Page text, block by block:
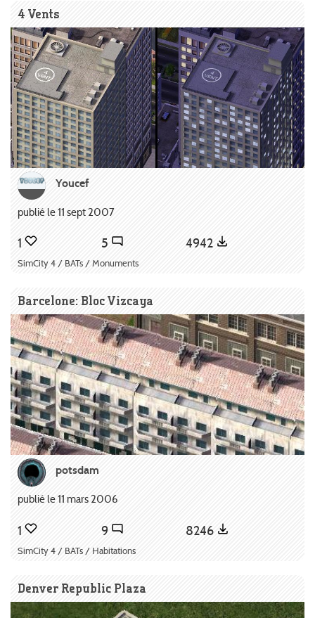
4 Vents
Youcef
publié le 11 sept 2007
1 5 4942
SimCity 4 / BATs / Monuments
Barcelone: Bloc Vizcaya
potsdam
publié le 11 mars 2006
1 9 8246
SimCity 4 / BATs / Habitations
Denver Republic Plaza